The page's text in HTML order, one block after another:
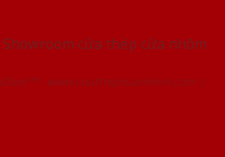
cửa thép cửa nhôm
- www.cuathepcuanhom.com |